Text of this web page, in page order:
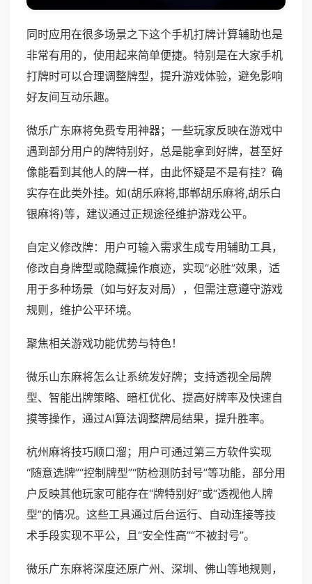
同时应用在很多场景之下这个手机打牌计算辅助也是
非常有用的，使用起来简单便捷。特别是在大家手机
打牌时可以合理调整牌型，提升游戏体验，避免影响
好友间互动乐趣。
微乐广东麻将免费专用神器；一些玩家反映在游戏中
遇到部分用户的牌特别好，总是能拿到好牌，甚至好
像能看到其他人的牌一样，由此怀疑是不是有挂？确
实存在此类外挂。如(胡乐麻将,邯郸胡乐麻将,胡乐白
银麻将)等，建议通过正规途径维护游戏公平。
自定义修改牌：用户可输入需求生成专用辅助工具，
修改自身牌型或隐藏操作痕迹，实现“必胜”效果，适
用于多种场景（如与好友对局），但需注意遵守游戏
规则，维护公平环境。
聚焦相关游戏功能优势与特色！
微乐山东麻将怎么让系统发好牌；支持透视全局牌
型、智能出牌策略、暗杠优化、提高好牌率及快速自
摸等操作，通过AI算法调整牌局结果，提升胜率。
杭州麻将技巧顺口溜；用户可通过第三方软件实现
“随意选牌”“控制牌型”“防检测防封号”等功能，部分用
户反映其他玩家可能存在“牌特别好”或“透视他人牌
型”的情况。这些工具通过后台运行、自动连接等技
术手段实现不平公，且“安全性高”“不被封号”。
微乐广东麻将深度还原广州、深圳、佛山等地规则，